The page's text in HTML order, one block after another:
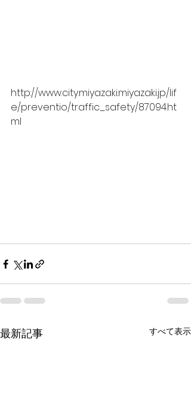
http://www.city.miyazaki.miyazaki.jp/lif
e/preventio/traffic_safety/87094.ht
ml
最新記事 すべて表示